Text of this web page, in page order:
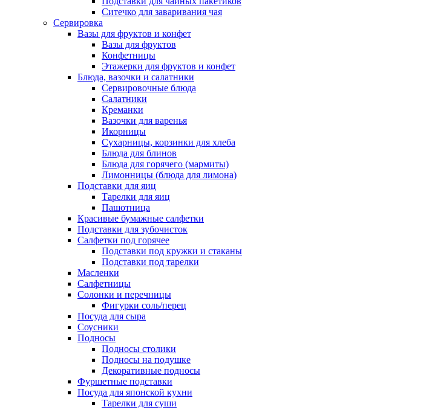
Ситечко для заваривания чая
Сервировка
Вазы для фруктов и конфет
Вазы для фруктов
Конфетницы
Этажерки для фруктов и конфет
Блюда, вазочки и салатники
Сервировочные блюда
Салатники
Креманки
Вазочки для варенья
Икорницы
Сухарницы, корзинки для хлеба
Блюда для блинов
Блюда для горячего (мармиты)
Лимонницы (блюда для лимона)
Подставки для яиц
Тарелки для яиц
Пашотница
Красивые бумажные салфетки
Подставки для зубочисток
Салфетки под горячее
Подставки под кружки и стаканы
Подставки под тарелки
Масленки
Салфетницы
Солонки и перечницы
Фигурки соль/перец
Посуда для сыра
Соусники
Подносы
Подносы столики
Подносы на подушке
Декоративные подносы
Фуршетные подставки
Посуда для японской кухни
Тарелки для суши